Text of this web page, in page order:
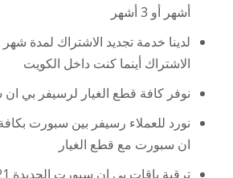
أشهر أو 3 أشهر
لدينا خدمة تجديد الاشتراك لمدة
الاشتراك أينما كنت داخل الكويت
نوفر كافة قطع الغيار لرسيفر بي
نورد للعملاء رسيفر بين سبورت
ان سبورت مع قطع الغيار
ترقية باقات بي ان سبورت الجديدة 2021